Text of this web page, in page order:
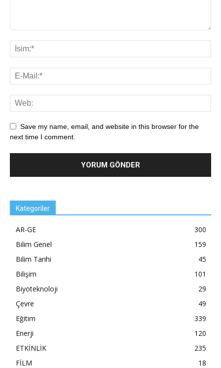
Save my name, email, and website in this browser for the
next time I comment.
Kategoriler
AR-GE
300
Bilim Genel
159
Bilim Tarihi
45
Bilişim
101
Biyoteknoloji
29
Çevre
49
Eğitim
339
Enerji
120
ETKİNLİK
235
FİLM
18